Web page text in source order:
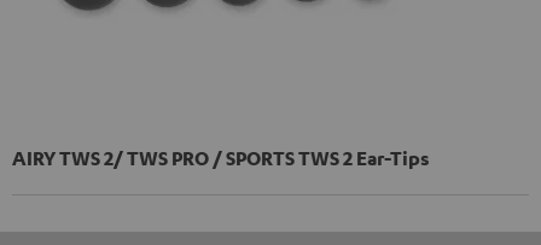
AIRY TWS 2/ TWS PRO / SPORTS TWS 2 Ear-Tips